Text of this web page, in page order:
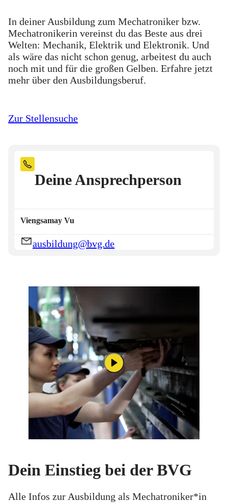
In deiner Ausbildung zum Mechatroniker bzw.
Mechatronikerin vereinst du das Beste aus drei
Welten: Mechanik, Elektrik und Elektronik. Und
als wäre das nicht schon genug, arbeitest du auch
noch mit und für die großen Gelben. Erfahre jetzt
mehr über den Ausbildungsberuf.
Zur Stellensuche
Deine Ansprechperson
Viengsamay Vu
ausbildung@bvg.de
Dein Einstieg bei der BVG
Alle Infos zur Ausbildung als Mechatroniker*in